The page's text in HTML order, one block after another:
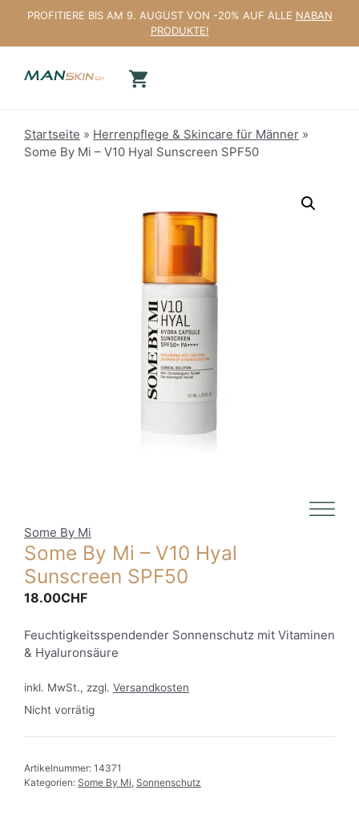
springen
PROFITIERE BIS AM 9. AUGUST VON -20% AUF ALLE NABAN
PRODUKTE!
Startseite » Herrenpflege & Skincare für Männer »
Some By Mi – V10 Hyal Sunscreen SPF50
Some By Mi
Some By Mi – V10 Hyal
Sunscreen SPF50
18.00CHF
Feuchtigkeitsspendender Sonnenschutz mit Vitaminen
& Hyaluronsäure
inkl. MwSt., zzgl. Versandkosten
Nicht vorrätig
Artikelnummer: 14371
Kategorien: Some By Mi Sonnenschutz